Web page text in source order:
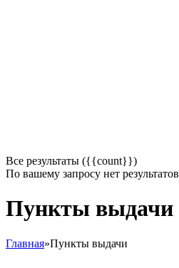
Все результаты ({{count}})
По вашему запросу нет результатов
Пункты выдачи
Главная»Пункты выдачи